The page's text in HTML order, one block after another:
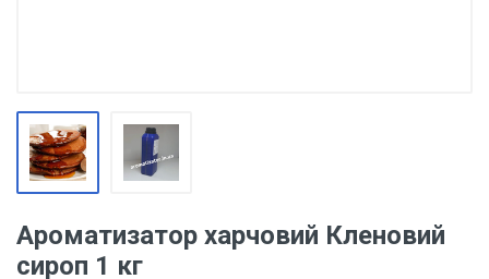
Ароматизатор харчовий Кленовий
сироп 1 кг